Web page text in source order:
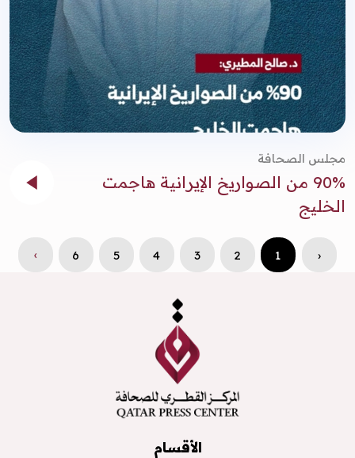
مجلس الصحافة
90% من الصواريخ الإيرانية هاجمت
الخليج
‹
1
2
3
4
5
6
›
الأقسام